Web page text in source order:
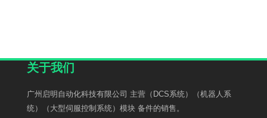
关于我们
广州启明自动化科技有限公司 主营（DCS系统）（机器人系
统）（大型伺服控制系统）模块 备件的销售。